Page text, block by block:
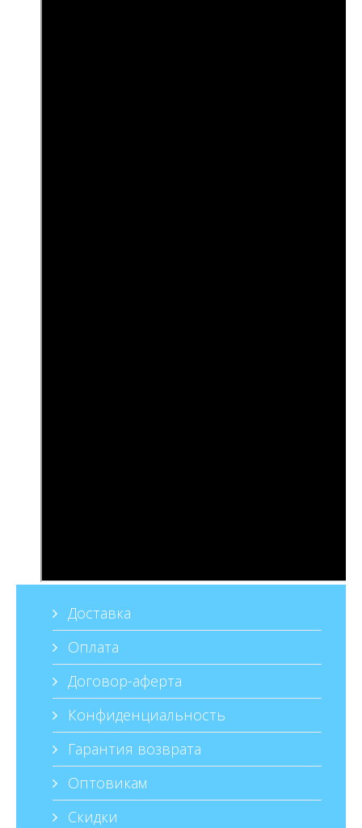
Доставка
Оплата
Договор-аферта
Конфиденциальность
Гарантия возврата
Оптовикам
Скидки